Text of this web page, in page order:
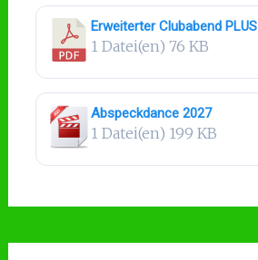
Erweiterter Clubabend PLUS
1 Datei(en)76 KB
Abspeckdance 2027
1 Datei(en) 199 KB